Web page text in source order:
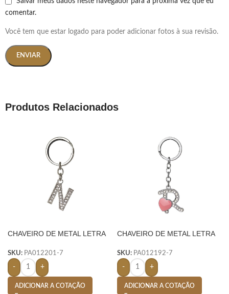
comentar.
Você tem que estar logado para poder adicionar fotos à sua revisão.
Produtos Relacionados
CHAVEIRO DE METAL LETRA
SKU: PA012201-7
- +
ADICIONAR A COTAÇÃO
CHAVEIRO DE METAL LETRA
SKU: PA012192-7
- +
ADICIONAR A COTAÇÃO